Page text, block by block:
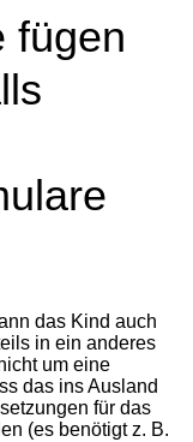
fügen
das Kind auch
in ein anderes
um eine
das ins Ausland
für das
(es benötigt z. B.